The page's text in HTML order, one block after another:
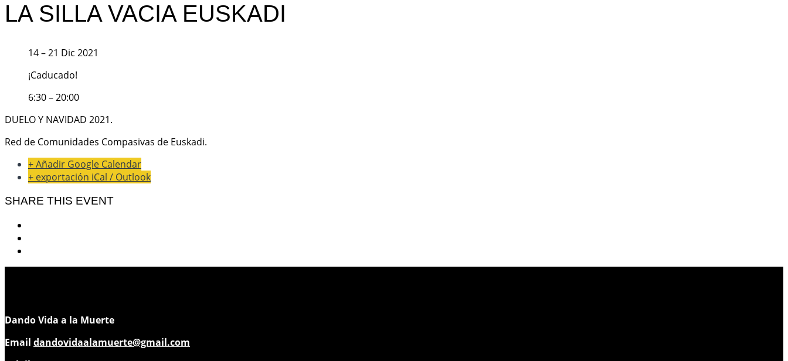
LA SILLA VACIA EUSKADI
14 – 21 Dic 2021
¡Caducado!
6:30 – 20:00
DUELO Y NAVIDAD 2021.
Red de Comunidades Compasivas de Euskadi.
+ Añadir Google Calendar
+ exportación iCal / Outlook
SHARE THIS EVENT
Dando Vida a la Muerte
Email dandovidaalamuerte@gmail.com